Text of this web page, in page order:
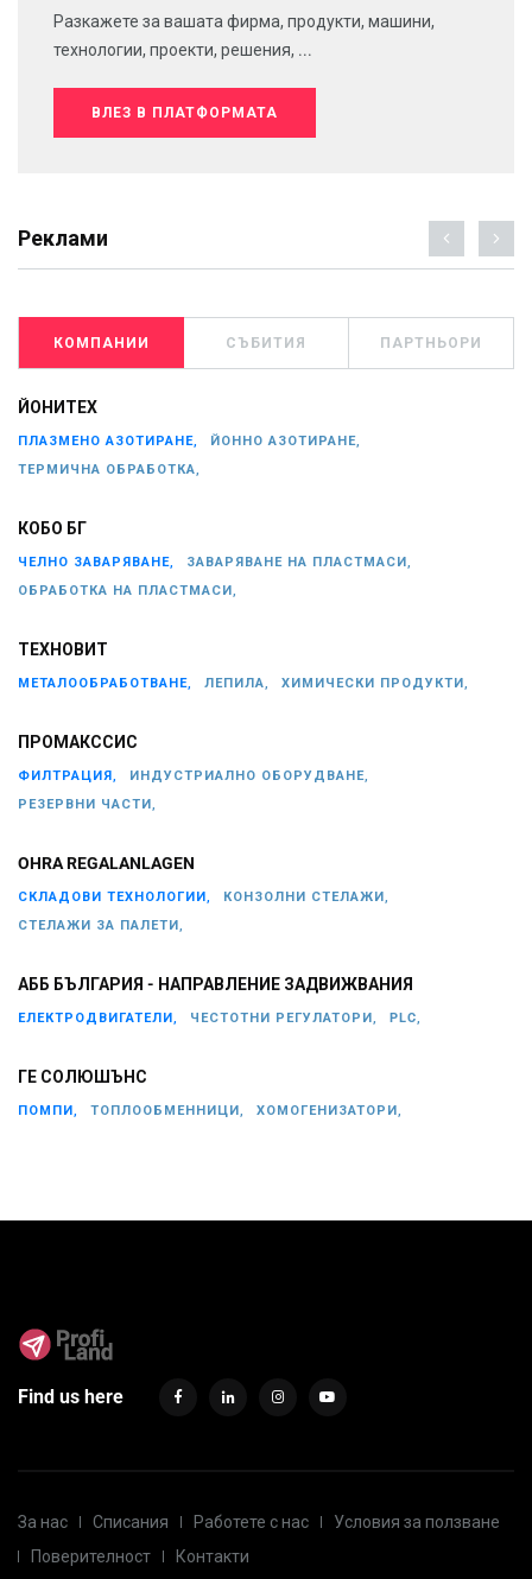
Разкажете за вашата фирма, продукти, машини,
технологии, проекти, решения, ...
ВЛЕЗ В ПЛАТФОРМАТА
Реклами
КОМПАНИИ СЪБИТИЯ ПАРТНЬОРИ
ЙОНИТЕХ
ПЛАЗМЕНО АЗОТИРАНЕ,
ЙОННО АЗОТИРАНЕ,
ТЕРМИЧНА ОБРАБОТКА,
КОБО БГ
ЧЕЛНО ЗАВАРЯВАНЕ,
ЗАВАРЯВАНЕ НА ПЛАСТМАСИ,
ОБРАБОТКА НА ПЛАСТМАСИ,
ТЕХНОВИТ
МЕТАЛООБРАБОТВАНЕ, ЛЕПИЛА, ХИМИЧЕСКИ ПРОДУКТИ,
ПРОМАКССИС
ФИЛТРАЦИЯ,
ИНДУСТРИАЛНО ОБОРУДВАНЕ,
РЕЗЕРВНИ ЧАСТИ,
OHRA REGALANLAGEN
СКЛАДОВИ ТЕХНОЛОГИИ,
КОНЗОЛНИ СТЕЛАЖИ,
СТЕЛАЖИ ЗА ПАЛЕТИ,
АББ БЪЛГАРИЯ - НАПРАВЛЕНИЕ ЗАДВИЖВАНИЯ
ЕЛЕКТРОДВИГАТЕЛИ, ЧЕСТОТНИ РЕГУЛАТОРИ, PLC,
ГЕ СОЛЮШЪНС
ПОМПИ, ТОПЛООБМЕННИЦИ, ХОМОГЕНИЗАТОРИ,
Find us here
За нас Списания Работете с нас
Условия за ползване
Поверителност
Контакти